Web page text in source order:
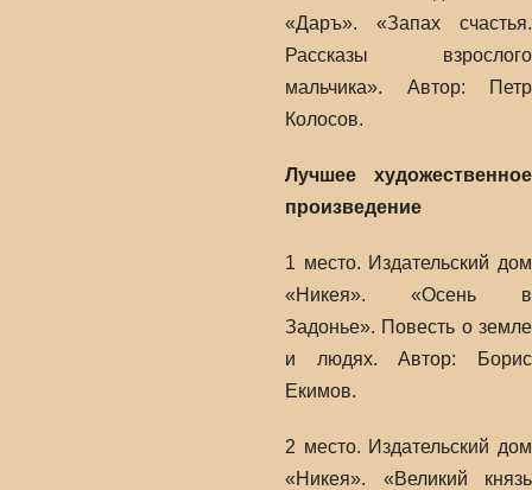
«Даръ». «Запах счастья.
Рассказы взрослого
мальчика». Автор: Петр
Колосов.
Лучшее художественное
произведение
1 место. Издательский дом
«Никея». «Осень в
Задонье». Повесть о земле
и людях. Автор: Борис
Екимов.
2 место. Издательский дом
«Никея». «Великий князь